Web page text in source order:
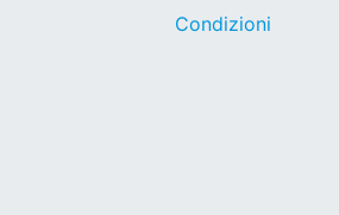
Condizioni